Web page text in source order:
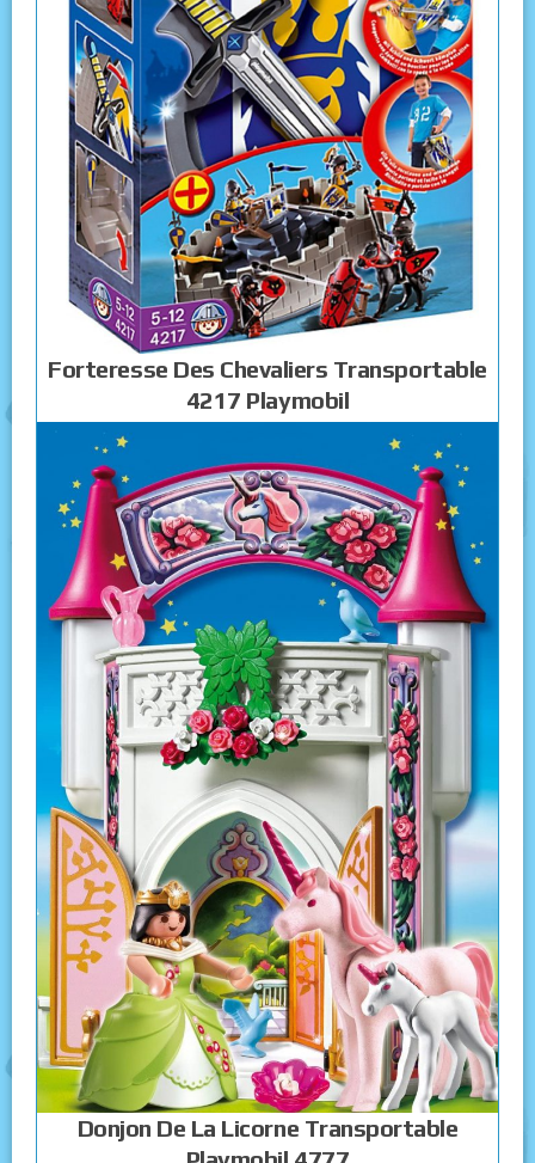
Forteresse Des Chevaliers Transportable
4217 Playmobil
Donjon De La Licorne Transportable